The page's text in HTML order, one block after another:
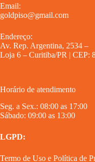
Email:
goldpiso@gmail.com
Endereço:
Av. Rep. Argentina, 2534 –
Loja 6 – Curitiba/PR | CEP:
Horário de atendimento
Seg. a Sex.: 08:00 as 17:00
Sábado: 09:00 as 13:00
LGPD:
Termo de Uso e Política de